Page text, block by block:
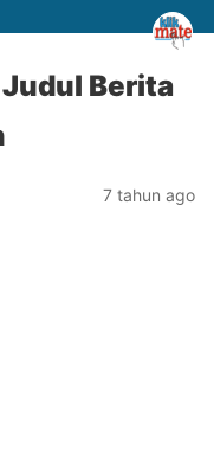
Berita
7 tahun ago